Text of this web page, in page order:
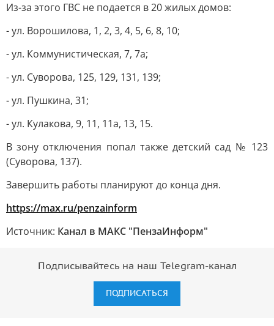
Из-за этого ГВС не подается в 20 жилых домов:
- ул. Ворошилова, 1, 2, 3, 4, 5, 6, 8, 10;
- ул. Коммунистическая, 7, 7а;
- ул. Суворова, 125, 129, 131, 139;
- ул. Пушкина, 31;
- ул. Кулакова, 9, 11, 11а, 13, 15.
В зону отключения попал также детский сад № 123
(Суворова, 137).
Завершить работы планируют до конца дня.
https://max.ru/penzainform
Источник: Канал в МАКС "ПензаИнформ"
Подписывайтесь на наш Telegram-канал
ПОДПИСАТЬСЯ